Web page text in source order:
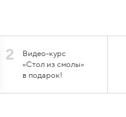
2
Видео-курс
«Стол из смолы»
в подарок!